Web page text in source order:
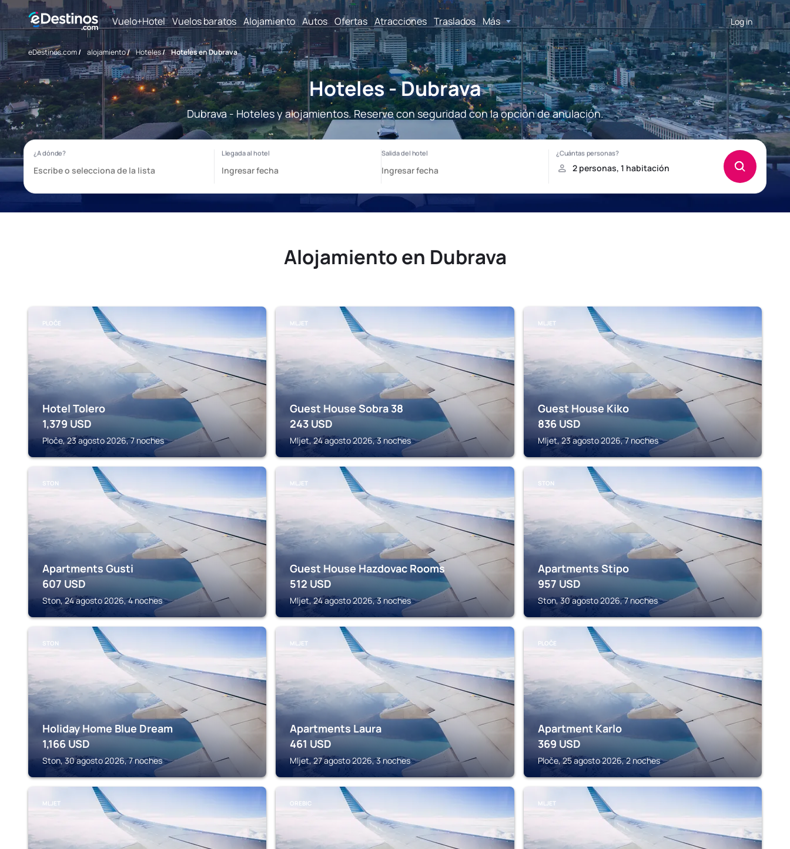
Vuelo+Hotel Vuelos baratos Alojamiento Autos Ofertas Atracciones Traslados Más Log in
eDestinos.com/ alojamiento/ Hoteles/ Hoteles en Dubrava
Hoteles - Dubrava
Dubrava - Hoteles y alojamientos. Reserve con seguridad con la opción de anulación.
Alojamiento en Dubrava
PLOČE
Hotel Tolero
1,379 USD
Ploče, 23 agosto 2026, 7 noches
MLJET
Guest House Sobra 38
243 USD
Mljet, 24 agosto 2026, 3 noches
MLJET
Guest House Kiko
836 USD
Mljet, 23 agosto 2026, 7 noches
STON
Apartments Gusti
607 USD
Ston, 24 agosto 2026, 4 noches
MLJET
Guest House Hazdovac Rooms
512 USD
Mljet, 24 agosto 2026, 3 noches
STON
Apartments Stipo
957 USD
Ston, 30 agosto 2026, 7 noches
STON
Holiday Home Blue Dream
1,166 USD
Ston, 30 agosto 2026, 7 noches
MLJET
Apartments Laura
461 USD
Mljet, 27 agosto 2026, 3 noches
PLOČE
Apartment Karlo
369 USD
Ploče, 25 agosto 2026, 2 noches
MLJET OREBIC MLJET